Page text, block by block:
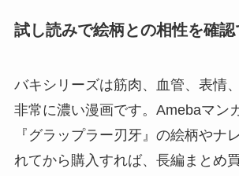
試し読みで絵柄との相性を確認
バキシリーズは筋肉、血管、表情
非常に濃い漫画です。Amebaマン
『グラップラー刃牙』の絵柄やナ
れてから購入すれば、長編まとめ